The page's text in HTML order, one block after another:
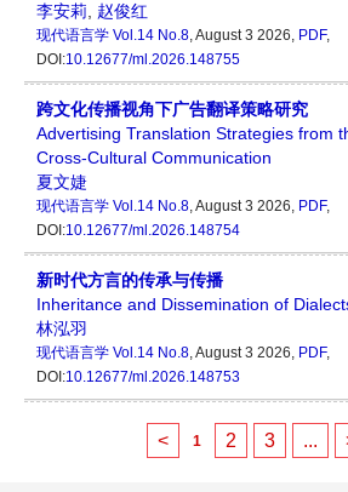
李安莉
赵俊红
现代语言学 Vol.14 No.8, August 3 2026, PDF,
DOI:10.12677/ml.2026.148755
跨文化传播视角下广告翻译策略研究
Advertising Translation Strategies from
Cross-Cultural Communication
夏文婕
现代语言学 Vol.14 No.8, August 3 2026, PDF,
DOI:10.12677/ml.2026.148754
新时代方言的传承与传播
Inheritance and Dissemination of
林泓羽
现代语言学 Vol.14 No.8, August 3 2026, PDF,
DOI:10.12677/ml.2026.148753
< 1 2 3 ...